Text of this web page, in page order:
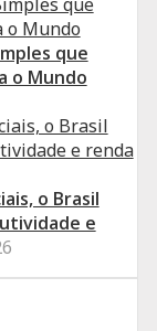
que
o Mundo
o Brasil
e